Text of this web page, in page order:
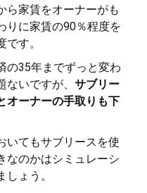
ら家賃をオーナーがも
りに家賃の90％程度を
す。
の35年までずっと変わ
いですが、 サブリー
オーナーの手取りも下
いてもサブリースを使
なのかはシミュレーシ
ょう。